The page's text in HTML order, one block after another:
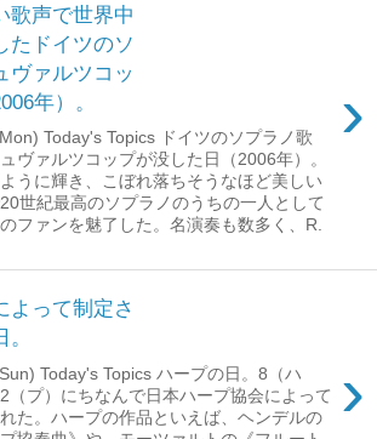
歌声で世界中
たドイツのソ
ヴァルツコッ
年）。
›
Today's Topics ドイツのソプラノ歌
ヴァルツコップが没した日（2006年）。
うに輝き、こぼれ落ちそうなほど美しい
世紀最高のソプラノのうちの一人として
ファンを魅了した。名演奏も数多く、R.
よって制定さ
›
Today's Topics ハープの日。8（ハ
（プ）にちなんで日本ハープ協会によって
た。ハープの作品といえば、ヘンデルの